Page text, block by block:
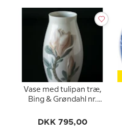
Vase med tulipan træ,
Bing & Grøndahl nr.
DKK 795,00